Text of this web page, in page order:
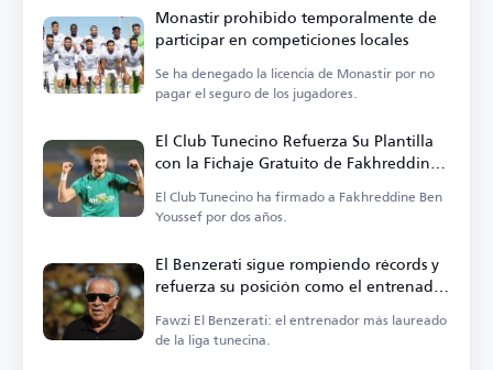
Monastir prohibido temporalmente de
participar en competiciones locales
Se ha denegado la licencia de Monastir por no
pagar el seguro de los jugadores.
El Club Tunecino Refuerza Su Plantilla
con la Fichaje Gratuito de Fakhreddine
Ben Youssef
El Club Tunecino ha firmado a Fakhreddine Ben
Youssef por dos años.
El Benzerati sigue rompiendo récords y
refuerza su posición como el entrenador
más laureado en Túnez
Fawzi El Benzerati: el entrenador más laureado
de la liga tunecina.